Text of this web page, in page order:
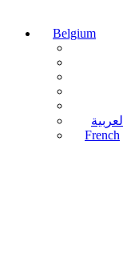
Belgium
العربية
French